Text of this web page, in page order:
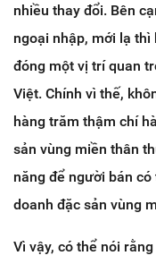
nhiều thay đổi. Bên
ngoại nhập, mới lạ
đóng một vị trí quan
Việt. Chính vì thế,
hàng trăm thậm chí
sản vùng miền thân
năng để người bán
doanh đặc sản vùng
Vì vậy, có thể nói